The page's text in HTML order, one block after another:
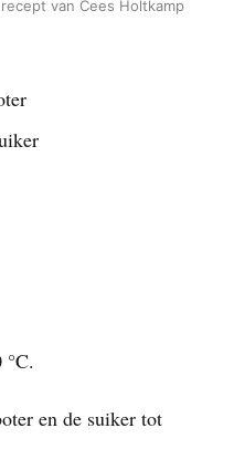
van Cees Holtkamp
en de suiker tot